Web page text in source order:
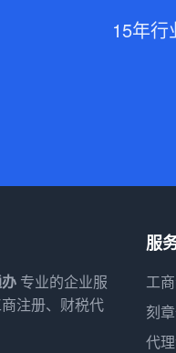
15年
专业的企业服
注册、财税代
服
工
刻
代